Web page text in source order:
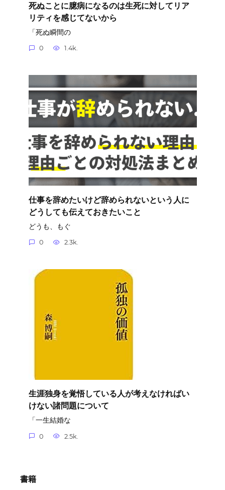
死ぬことに臆病になるのは生死に対してリア
リティを感じてないから
「死ぬ瞬間の
0 1.4k.
仕事を辞めたいけど辞められないという人に
どうしても伝えておきたいこと
どうも、もぐ
0 2.3k.
生涯独身を覚悟している人が考えなければい
けない諸問題について
「一生結婚な
0 2.5k.
書籍